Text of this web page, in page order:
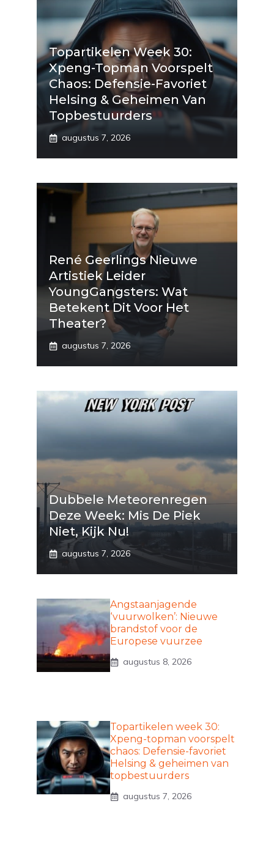
Topartikelen Week 30:
Xpeng-Topman Voorspelt
Chaos: Defensie-Favoriet
Helsing & Geheimen Van
Topbestuurders
augustus 7, 2026
René Geerlings Nieuwe
Artistiek Leider
YoungGangsters: Wat
Betekent Dit Voor Het
Theater?
augustus 7, 2026
Dubbele Meteorenregen
Deze Week: Mis De Piek
Niet, Kijk Nu!
augustus 7, 2026
Angstaanjagende
‘vuurwolken’: Nieuwe
brandstof voor de
Europese vuurzee
augustus 8, 2026
Topartikelen week 30:
Xpeng-topman voorspelt
chaos: Defensie-favoriet
Helsing & geheimen van
topbestuurders
augustus 7, 2026